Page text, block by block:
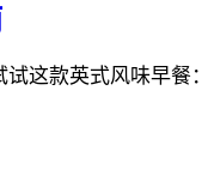
试这款英式风味早